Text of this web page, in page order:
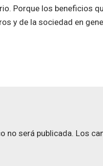
Porque los beneficios
y de la sociedad en
no será publicada. Los